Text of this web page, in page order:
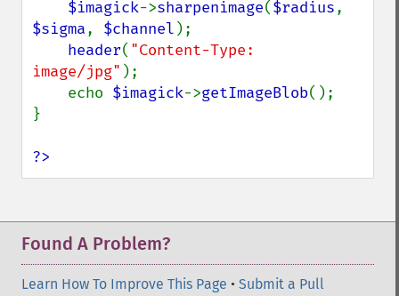
$imagick->sharpenimage($radius
$sigma, $channel );
header( "Content-Type:
image/jpg" );
    echo
$imagick->getImageBlob();
}
?>
Found A Problem?
Learn How To Improve This Page • Submit a Pull
importImagePixels
inverseFourierTransformImage
labelImage
levelImage
linearStretchImage
listRegistry
modulateImage
morphImages